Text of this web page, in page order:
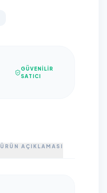
GÜVENILIR
SATICI
ÜRÜN AÇIKLAMASI